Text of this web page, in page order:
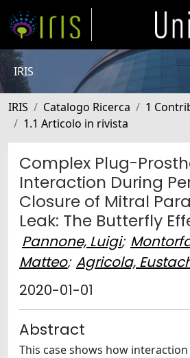
IRIS
IRIS Catalogo Ricerca
1
1.1 Articolo in rivista
Complex Plug-
Interaction During
Closure of Mitral
Leak: The Butterfly
Pannone, Luigi;
Matteo; Agricola,
2020-01-01
Abstract
This case shows how